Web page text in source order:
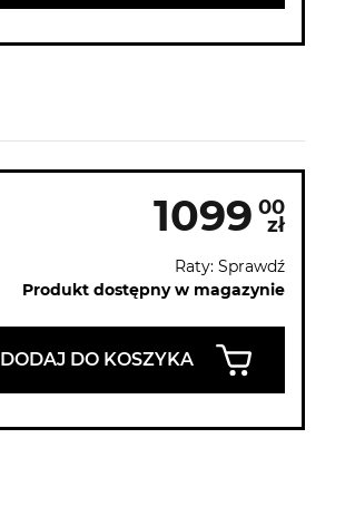
1099 00
zł
Raty: Sprawdź
Produkt dostępny w magazynie
DODAJ DO KOSZYKA